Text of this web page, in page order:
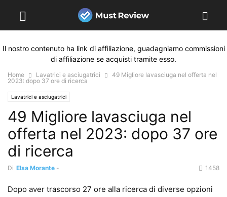
Il nostro contenuto ha link di affiliazione, guadagniamo commissioni
di affiliazione se acquisti tramite esso.
Home Lavatrici e asciugatrici
49 Migliore lavasciuga nel offerta nel
2023: dopo 37 ore di ricerca
Lavatrici e asciugatrici
49 Migliore lavasciuga nel
offerta nel 2023: dopo 37 ore
di ricerca
Di Elsa Morante - 1458
Dopo aver trascorso 27 ore alla ricerca di diverse opzioni